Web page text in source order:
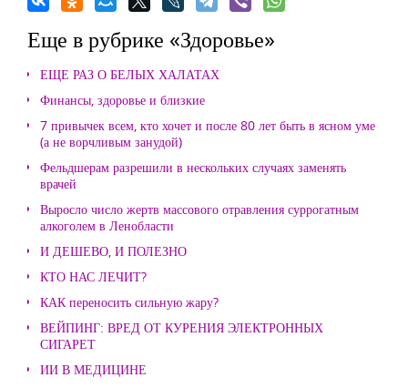
Еще в рубрике «Здоровье»
ЕЩЕ РАЗ О БЕЛЫХ ХАЛАТАХ
Финансы, здоровье и близкие
7 привычек всем, кто хочет и после 80 лет быть в ясном уме
(а не ворчливым занудой)
Фельдшерам разрешили в нескольких случаях заменять
врачей
Выросло число жертв массового отравления суррогатным
алкоголем в Ленобласти
И ДЕШЕВО, И ПОЛЕЗНО
КТО НАС ЛЕЧИТ?
КАК переносить сильную жару?
ВЕЙПИНГ: ВРЕД ОТ КУРЕНИЯ ЭЛЕКТРОННЫХ
СИГАРЕТ
ИИ В МЕДИЦИНЕ